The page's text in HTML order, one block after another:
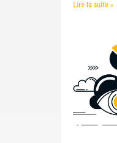
Lire la suite »